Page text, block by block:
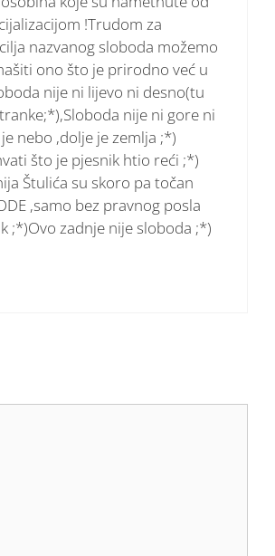
!Trudom za
nazvanog sloboda možemo
ono što je prirodno već u
nije ni lijevo ni desno(tu
nije ni gore ni
nebo ,dolje je zemlja ;*)
što je pjesnik htio reći ;*)
Štulića su skoro pa točan
,samo bez pravnog posla
;*)Ovo zadnje nije sloboda ;*)